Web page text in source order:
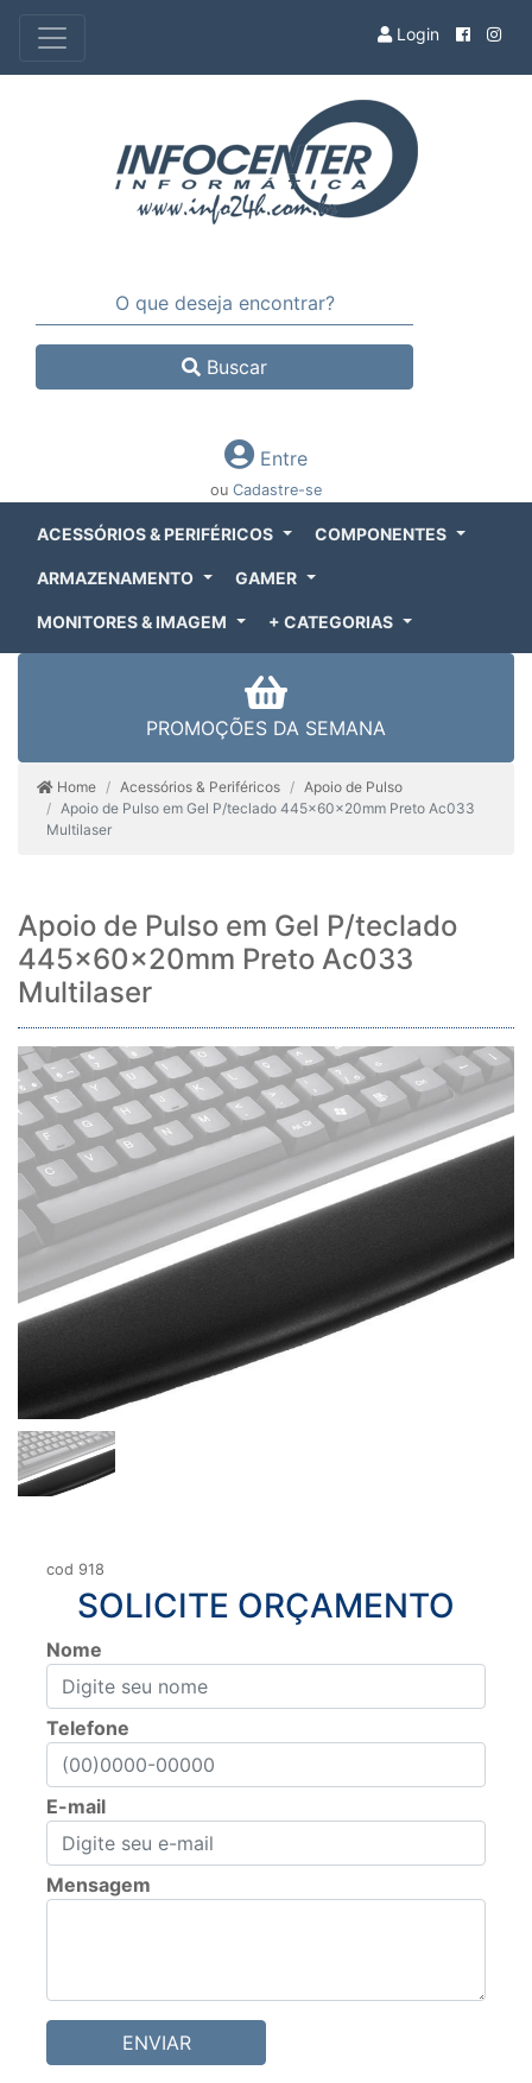
Login
Buscar
Entre
ou Cadastre-se
ACESSÓRIOS & PERIFÉRICOS COMPONENTES
ARMAZENAMENTO GAMER
MONITORES & IMAGEM + CATEGORIAS
PROMOÇÕES DA SEMANA
Home Acessórios & Periféricos
Apoio de Pulso
Apoio de Pulso em Gel P/teclado 445x60x20mm Preto Ac033
Multilaser
Apoio de Pulso em Gel P/teclado
445x60x20mm Preto Ac033
Multilaser
cod 918
SOLICITE ORÇAMENTO
Nome
Telefone
E-mail
Mensagem
ENVIAR